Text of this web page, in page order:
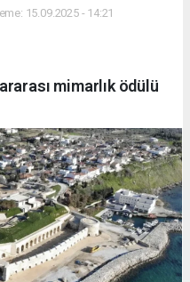
15.09.2025 - 14:21
mimarlık ödülü